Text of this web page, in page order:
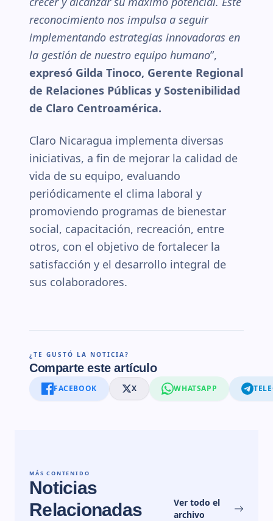
reconocimiento nos impulsa a seguir
implementando estrategias innovadoras en
la gestión de nuestro equipo humano”,
expresó Gilda Tinoco, Gerente Regional
de Relaciones Públicas y Sostenibilidad
de Claro Centroamérica.
Claro Nicaragua implementa diversas
iniciativas, a fin de mejorar la calidad de
vida de su equipo, evaluando
periódicamente el clima laboral y
promoviendo programas de bienestar
social, capacitación, recreación, entre
otros, con el objetivo de fortalecer la
satisfacción y el desarrollo integral de
sus colaboradores.
¿TE GUSTÓ LA NOTICIA?
Comparte este artículo
FACEBOOK X WHATSAPP
MÁS CONTENIDO
Noticias
Relacionadas
Ver todo el
archivo